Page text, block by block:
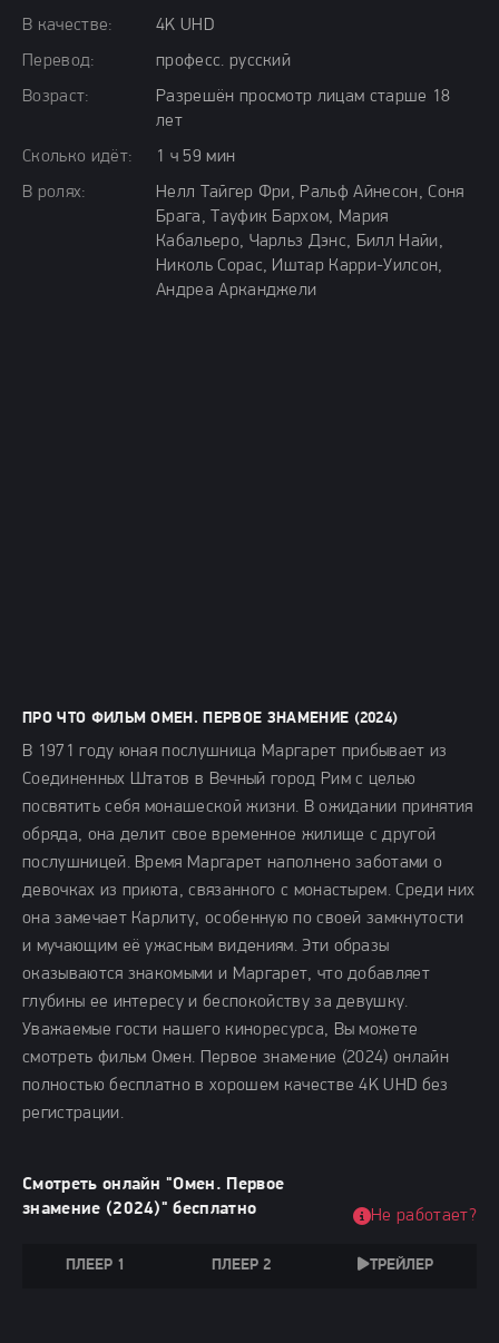
В качестве:
4K UHD
Перевод:
професс. русский
Возраст:
Разрешён просмотр лицам старше 18
лет
Сколько идёт:
1 ч 59 мин
В ролях:
Нелл Тайгер Фри, Ральф Айнесон, Соня
Брага, Тауфик Бархом, Мария
Кабальеро, Чарльз Дэнс, Билл Найи,
Николь Сорас, Иштар Карри-Уилсон,
Андреа Арканджели
ПРО ЧТО ФИЛЬМ ОМЕН. ПЕРВОЕ ЗНАМЕНИЕ (2024)
В 1971 году юная послушница Маргарет прибывает из
Соединенных Штатов в Вечный город Рим с целью
посвятить себя монашеской жизни. В ожидании принятия
обряда, она делит свое временное жилище с другой
послушницей. Время Маргарет наполнено заботами о
девочках из приюта, связанного с монастырем. Среди них
она замечает Карлиту, особенную по своей замкнутости
и мучающим её ужасным видениям. Эти образы
оказываются знакомыми и Маргарет, что добавляет
глубины ее интересу и беспокойству за девушку.
Уважаемые гости нашего киноресурса, Вы можете
смотреть фильм Омен. Первое знамение (2024) онлайн
полностью бесплатно в хорошем качестве 4K UHD без
регистрации.
Смотреть онлайн "Омен. Первое
знамение (2024)" бесплатно
ПЛЕЕР 1 ПЛЕЕР 2 ТРЕЙЛЕР
Не работает?